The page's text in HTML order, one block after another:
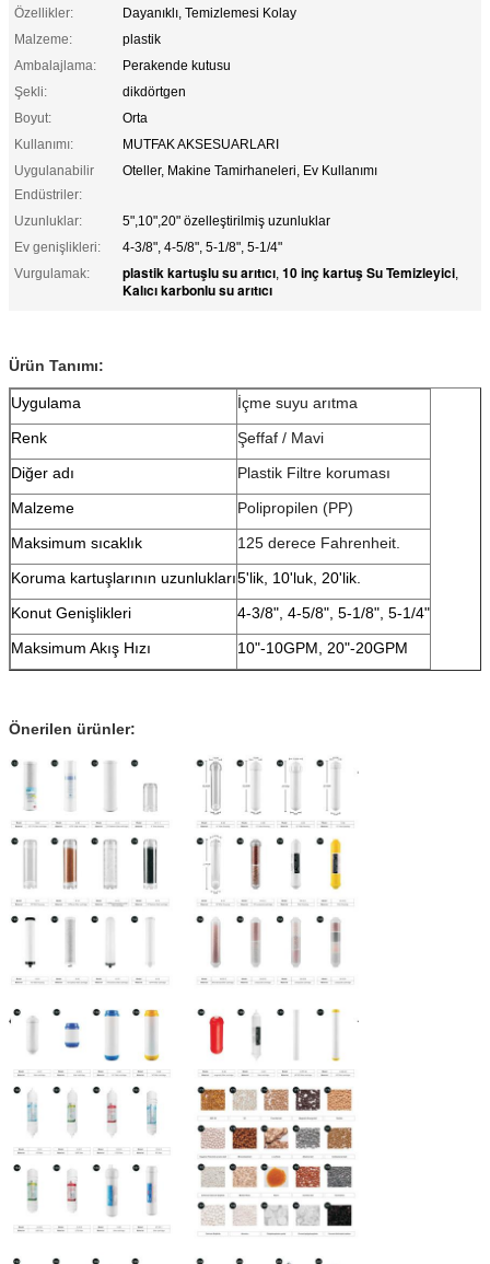
Özellikler:
Dayanıklı, Temizlemesi Kolay
Malzeme:
plastik
Ambalajlama:
Perakende kutusu
Şekli:
dikdörtgen
Boyut:
Orta
Kullanımı:
MUTFAK AKSESUARLARI
Uygulanabilir
Endüstriler:
Oteller, Makine Tamirhaneleri, Ev Kullanımı
Uzunluklar:
5",10",20" özelleştirilmiş uzunluklar
Ev genişlikleri:
4-3/8", 4-5/8", 5-1/8", 5-1/4"
Vurgulamak:
plastik kartuşlu su arıtıcı, 10 inç kartuş Su Temizleyici,
Kalıcı karbonlu su arıtıcı
Ürün Tanımı:
Uygulama
İçme suyu arıtma
Renk
Şeffaf / Mavi
Diğer adı
Plastik Filtre koruması
Malzeme
Polipropilen (PP)
Maksimum sıcaklık
125 derece Fahrenheit.
Koruma kartuşlarının uzunlukları5'lik, 10'luk, 20'lik.
Konut Genişlikleri
4-3/8", 4-5/8", 5-1/8", 5-1/4"
Maksimum Akış Hızı
10"-10GPM, 20"-20GPM
Önerilen ürünler: